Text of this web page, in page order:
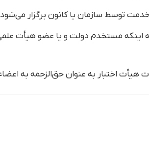
به اینکه مستخدم دولت و یا عضو هیأت